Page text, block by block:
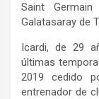
Saint
Galatasaray de
Icardi, de 29
últimas
2019 cedido
entrenador de